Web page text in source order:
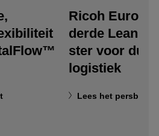
Ricoh Europe
derde Lean &
ster voor
logistiek
Lees het